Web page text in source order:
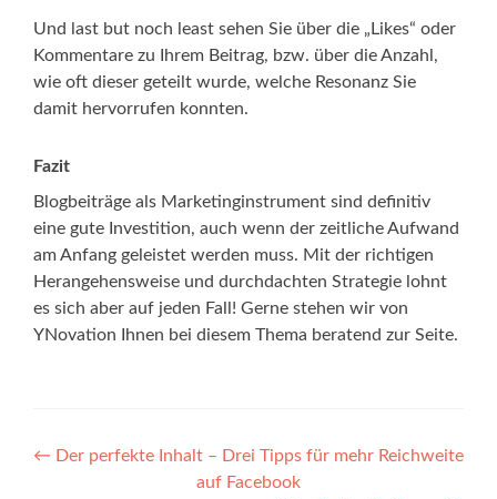
Und last but noch least sehen Sie über die „Likes“ oder
Kommentare zu Ihrem Beitrag, bzw. über die Anzahl,
wie oft dieser geteilt wurde, welche Resonanz Sie
damit hervorrufen konnten.
Fazit
Blogbeiträge als Marketinginstrument sind definitiv
eine gute Investition, auch wenn der zeitliche Aufwand
am Anfang geleistet werden muss. Mit der richtigen
Herangehensweise und durchdachten Strategie lohnt
es sich aber auf jeden Fall! Gerne stehen wir von
YNovation Ihnen bei diesem Thema beratend zur Seite.
Post
← Der perfekte Inhalt – Drei Tipps für mehr Reichweite
auf Facebook